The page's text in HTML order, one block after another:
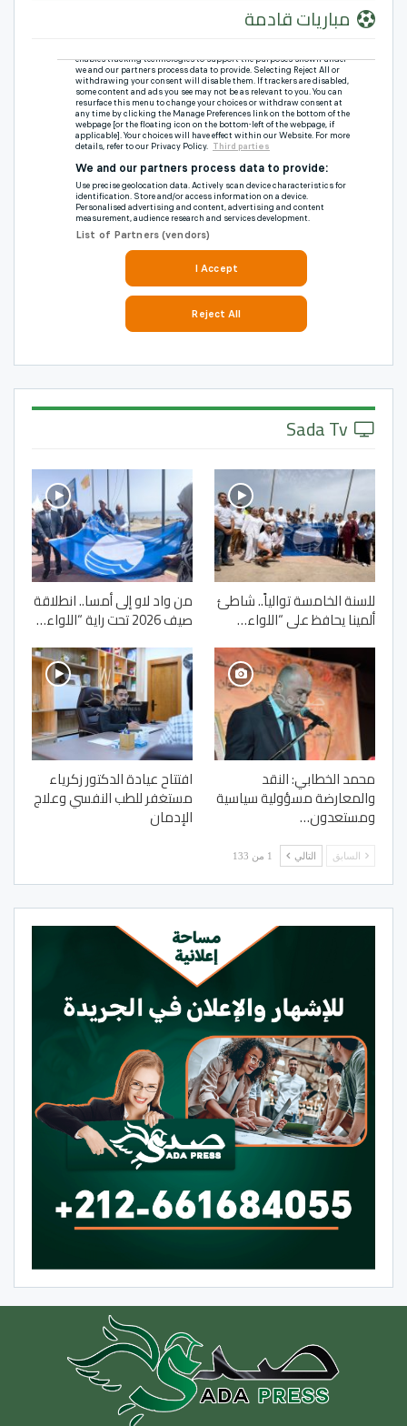
مباريات قادمة
للسنة الخامسة توالياً.. شاطئ
ألمينا يحافظ على “اللواء…
من واد لاو إلى أمسا.. انطلاقة
صيف 2026 تحت راية “اللواء…
محمد الخطابي: النقد
والمعارضة مسؤولية سياسية
ومستعدون…
افتتاح عيادة الدكتور زكرياء
مستغفر للطب النفسي وعلاج
الإدمان
السابق التالي 1 من 133